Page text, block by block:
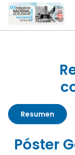
Resumen
Póster